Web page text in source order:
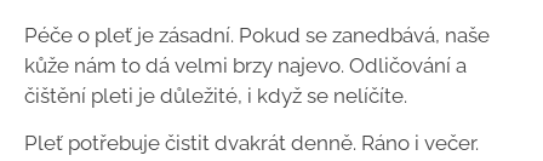
Péče o pleť je zásadní. Pokud se zanedbává, naše
kůže nám to dá velmi brzy najevo. Odličování a
čištění pleti je důležité, i když se nelíčíte.
Pleť potřebuje čistit dvakrát denně. Ráno i večer.